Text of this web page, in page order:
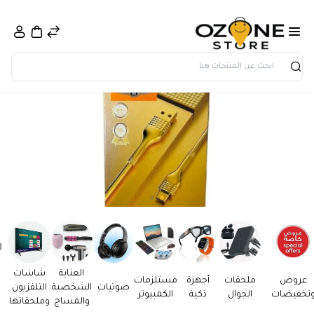
بحث
عروض
ملحقات
الجوال
أجهزة
ذكية
مستلزمات
الكمبيوتر
صوتيات
العناية
الشخصية
والمساج
شاشات
التلفزيون
وملحقاتها